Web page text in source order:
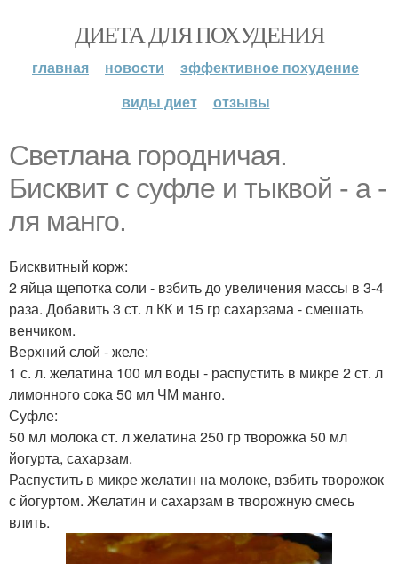
ДИЕТА ДЛЯ ПОХУДЕНИЯ
главная новости
эффективное похудение
виды диет
отзывы
Светлана городничая.
Бисквит с суфле и тыквой - а -
ля манго.
Бисквитный корж:
2 яйца щепотка соли - взбить до увеличения массы в 3-4
раза. Добавить 3 ст. л КК и 15 гр сахарзама - смешать
венчиком.
Верхний слой - желе:
1 с. л. желатина 100 мл воды - распустить в микре 2 ст. л
лимонного сока 50 мл ЧМ манго.
Суфле:
50 мл молока ст. л желатина 250 гр творожка 50 мл
йогурта, сахарзам.
Распустить в микре желатин на молоке, взбить творожок
с йогуртом. Желатин и сахарзам в творожную смесь
влить.